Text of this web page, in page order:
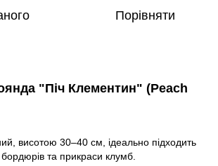
Порівняти
"Піч Клементин" (Peach
висотою 30–40 см, ідеально підходить
та прикраси клумб.